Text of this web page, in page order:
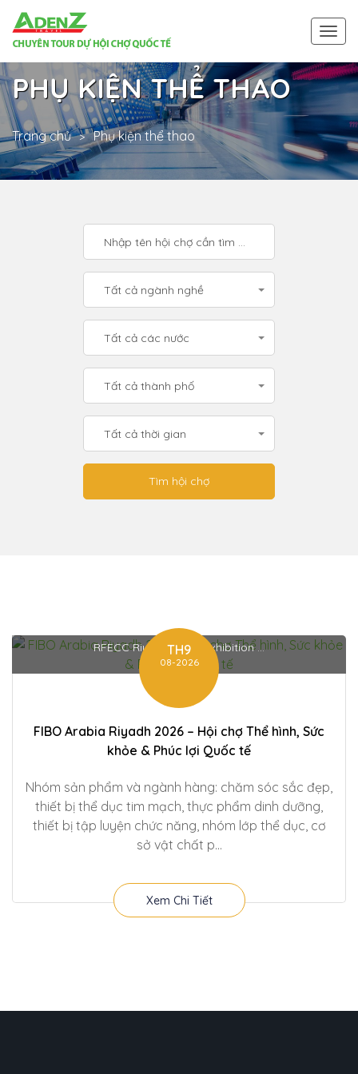
PHỤ KIỆN THỂ THAO
Trang chủ Phụ kiện thể thao
Tất cả ngành nghề
Tất cả các nước
Tất cả thành phố
Tất cả thời gian
RFECC Riyadh Front Exhibition ...
TH9
08-2026
FIBO Arabia Riyadh 2026 – Hội chợ Thể hình, Sức
khỏe & Phúc lợi Quốc tế
Nhóm sản phẩm và ngành hàng: chăm sóc sắc đẹp,
thiết bị thể dục tim mạch, thực phẩm dinh dưỡng,
thiết bị tập luyện chức năng, nhóm lớp thể dục, cơ
sở vật chất p...
Xem Chi Tiết